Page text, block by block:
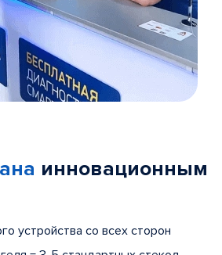
инновационным
устройства со всех сторон